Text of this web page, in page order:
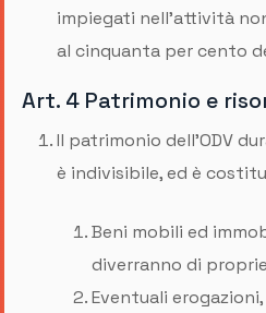
impiegati nell'attività
al cinquanta per cento
Art. 4 Patrimonio e
Il patrimonio dell'ODV
è indivisibile, ed è
Beni mobili ed
diverranno di
Eventuali